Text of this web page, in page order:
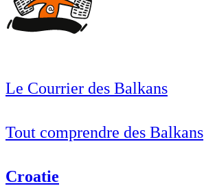
Le Courrier des Balkans
Tout comprendre des Balkans
Croatie